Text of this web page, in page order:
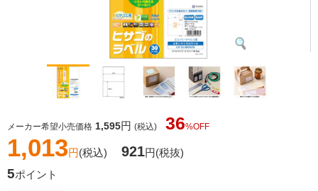
メーカー希望小売価格 1,595円 (税込) 36%OFF
1,013円(税込) 921円(税抜)
5ポイント